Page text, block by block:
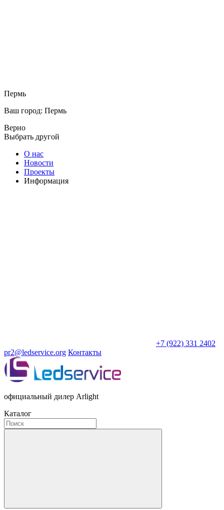
Пермь
Ваш город: Пермь
Верно
Выбрать другой
О нас
Новости
Проекты
Информация
+7 (922) 331 2402
pr2@ledservice.org Контакты
официальный дилер Arlight
Каталог